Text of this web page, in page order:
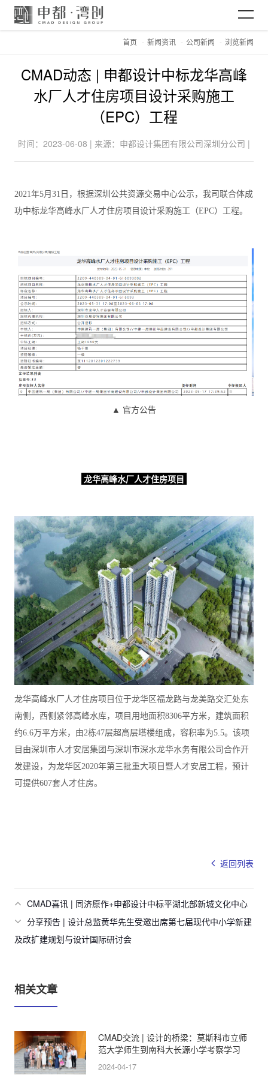
关于CMAD
加入CMAD
首页 新闻资讯 公司新闻 浏览新闻
CMAD动态 | 申都设计中标龙华高峰
水厂人才住房项目设计采购施工
（EPC）工程
时间：2023-06-08 | 来源：申都设计集团有限公司深圳分公司 |
2021年5月31日，根据深圳公共资源交易中心公示，我司联合体成
功中标龙华高峰水厂人才住房项目设计采购施工（EPC）工程。
▲ 官方公告
龙华高峰水厂人才住房项目
龙华高峰水厂人才住房项目位于龙华区福龙路与龙美路交汇处东
南侧，西侧紧邻高峰水库，项目用地面积8306平方米，建筑面积
约6.6万平方米，由2栋47层超高层塔楼组成，容积率为5.5。该项
目 由深圳市人才安居集团与深圳市深水龙华水务有限公司合作开
发建设， 为龙华区2020年第三批重大项目暨人才安居工程， 预计
可提供607套人才住房。
返回列表
CMAD喜讯 | 同济原作+申都设计中标平湖北部新城文化中心
分享预告 | 设计总监黄华先生受邀出席第七届现代中小学新建
及改扩建规划与设计国际研讨会
相关文章
CMAD交流 | 设计的桥梁：莫斯科市立师
范大学师生到南科大长源小学考察学习
2024-04-17